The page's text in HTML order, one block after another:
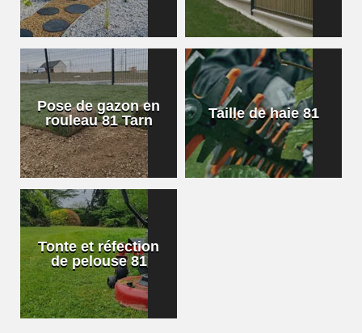
Pose de gazon en
rouleau 81 Tarn
Taille de haie 81
Tonte et réfection
de pelouse 81